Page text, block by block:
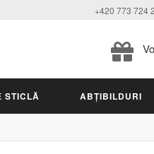
+420 773 724
STICLĂ ABȚIBILDURI